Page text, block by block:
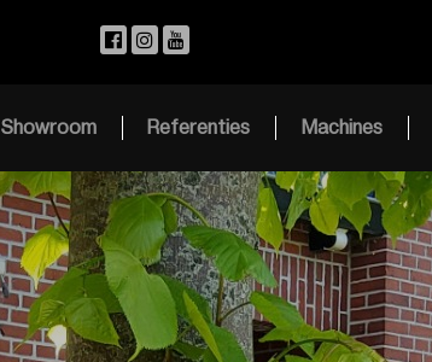
Showroom Referenties Machines